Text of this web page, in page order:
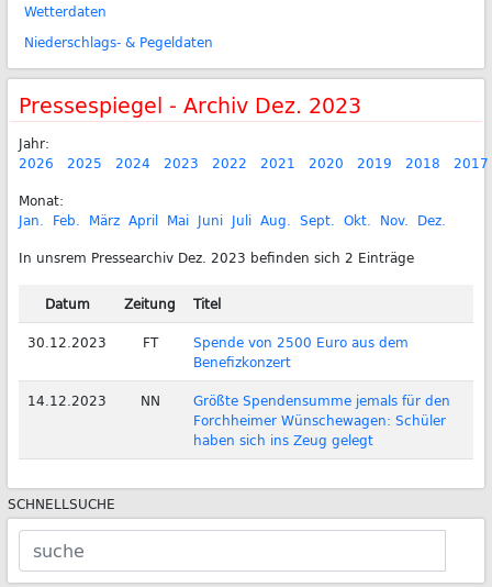
Wetterdaten
Niederschlags- & Pegeldaten
Pressespiegel - Archiv Dez. 2023
Jahr:
2026
2025 2024 2023 2022 2021 2020 2019 2018
2017
Monat:
Jan. Feb. März April Mai Juni Juli Aug. Sept. Okt. Nov. Dez.
In unsrem Pressearchiv Dez. 2023 befinden sich 2 Einträge
Datum Zeitung
Titel
30.12.2023
FT
Spende von 2500 Euro aus dem
Benefizkonzert
14.12.2023
NN
Größte Spendensumme jemals für den
Forchheimer Wünschewagen: Schüler
haben sich ins Zeug gelegt
SCHNELLSUCHE